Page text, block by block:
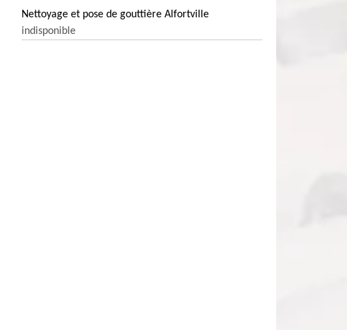
Nettoyage et pose de gouttière Alfortville
indisponible